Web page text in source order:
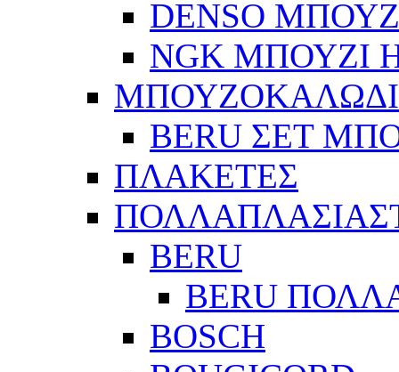
DENSO
NGK ΜΠΟΥΖΙ
BERU ΣΕΤ
ΠΛΑΚΕΤΕΣ
BERU
BERU
BOSCH